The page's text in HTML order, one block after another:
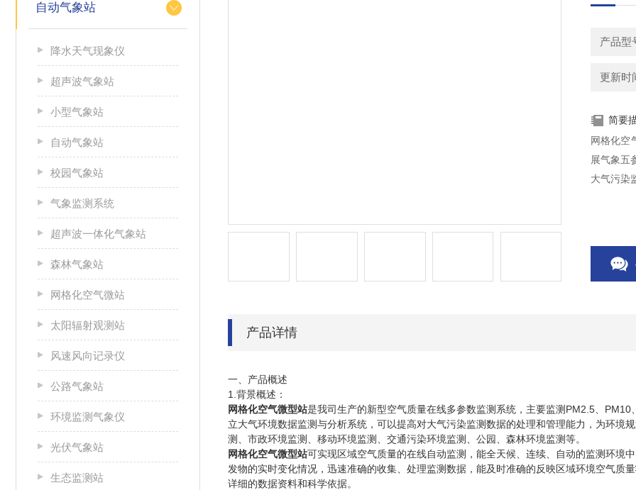
自动气象站
降水天气现象仪
超声波气象站
小型气象站
自动气象站
校园气象站
气象监测系统
超声波一体化气象站
森林气象站
网格化空气微站
太阳辐射观测站
风速风向记录仪
公路气象站
环境监测气象仪
光伏气象站
生态监测站
产品型
更新时
简要
网格化空
展气象五
大气污染
产品详情
一、产品概述
1.背景概述：
网格化空气微型站是我司生产的新型空气质量在线多参数监测系统，主要监测PM2.5、
立大气环境数据监测与分析系统，可以提高对大气污染监测数据的处理和管理能力，为环境
测、市政环境监测、移动环境监测、交通污染环境监测、公园、森林环境监测等。
网格化空气微型站可实现区域空气质量的在线自动监测，能全天候、连续、自动的监测环境
发物的实时变化情况，迅速准确的收集、处理监测数据，能及时准确的反映区域环境空气质
详细的数据资料和科学依据。